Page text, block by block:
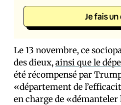
Je fais
Le 13 novembre, ce
des dieux,ainsi que le
été récompensé par
«département de
en charge de